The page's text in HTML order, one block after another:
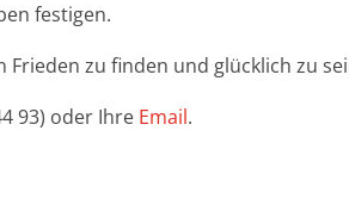
festigen.
Frieden zu finden und glücklich zu
93) oder Ihre Email.